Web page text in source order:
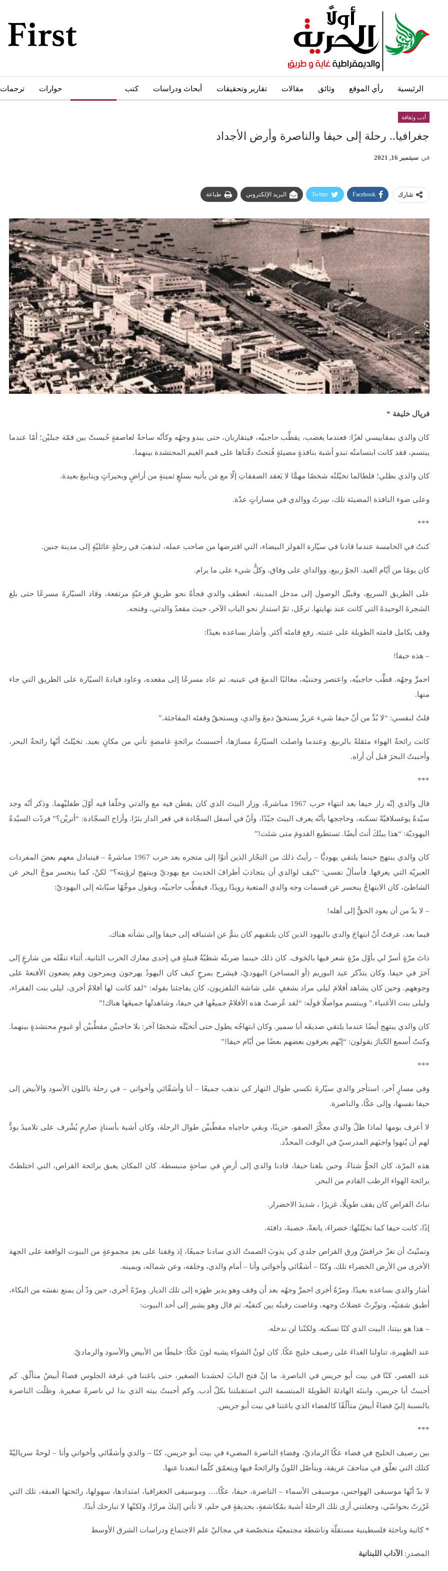
الرئيسية رأي الموقع وثائق مقالات تقارير وتحقيقات أبحاث ودراسات كتب حوارات ترجمات
أدب وثقافة
جغرافيا.. رحلة إلى حيفا والناصرة وأرض الأجداد
في سبتمبر 16, 2021
شارك Facebook
Twitter البريد الإلكتروني طباعة
فريال خليفة *
كان والدي بمقاييسي لغزًا: فعندما يغضب، يقطِّب حاجبيْه، فيتقاربان، حتى يبدو وجهُه وكأنّه ساحةٌ لعاصفةٍ حُبستْ بين قمّة جبليْن؛ أمّا عندما
يبتسم، فقد كانت ابتسامتُه تبدو أشبهَ بنافذةٍ مضيئةٍ فُتحتْ دفّتاها على قمم الغيم المحتشدة بينهما.
كان والدي بطلي؛ فلطالما تخيّلتُه شخصًا مهمًّا لا يَعقد الصفقاتِ إلّا مع مَن يأتيه بسلعٍ ثمينةٍ من أراضٍ وبحيراتٍ وينابيعَ بعيدة.
وعلى ضوء النافذة المضيئة تلك، سِرتُ ووالدي في مساراتٍ عدّة.
***
كنتُ في الخامسة عندما قادنا في سيّارة الفولز البيضاء، التي اقترضها من صاحب عمله، لنذهبَ في رحلةٍ عائليّةٍ إلى مدينة جنين.
كان يومًا من أيّام العيد. الجوّ ربيع، ووالداي على وفاق، وكلُّ شيء على ما يرام.
على الطريق السريع، وقبيْل الوصول إلى مدخل المدينة، انعطف والدي فجأةً نحو طريقٍ فرعيّةٍ مرتفعة، وقاد السيّارةَ مسرعًا حتى بلغ
الشجرةَ الوحيدةَ التي كانت عند نهايتها. ترجّل، ثمّ استدار نحو الباب الآخر، حيث مقعدُ والدتي، وفتحه.
وقف بكامل قامته الطويلة على عتبته. رفع قامتَه أكثر. وأشار بساعده بعيدًا:
– هذه حيفا!
احمرَّ وجهُه. قطَّب حاجبيْه، واعتصر وجنتيْه، مغالبًا الدمعَ في عينيه. ثم عاد مسرعًا إلى مقعده، وعاود قيادةَ السيّارة على الطريق التي جاء
منها.
قلتُ لنفسي: “لا بُدَّ من أنّ حيفا شيء عزيزٌ يستحقّ دمعَ والدي، ويستحقّ وقفتَه المفاجئة.”
كانت رائحةُ الهواء مثقلةً بالربيع. وعندما واصلت السيّارةُ مسارَها، أحسستُ برائحةٍ غامضةٍ تأتي من مكانٍ بعيد. تخيّلتُ أنّها رائحةُ البحر،
وأحببتُ البحرَ قبل أن أراه.
***
قال والدي إنّه زار حيفا بعد انتهاء حرب 1967 مباشرةً، وزار البيتَ الذي كان يقطن فيه مع والدتي وخلّفا فيه أوّلَ طفليْهما. وذكر أنّه وجد
سيّدةً يوغسلافيّةً تسكنه، وحاججها بأنّه يعرف البيتَ جيّدًا، وأنّ في أسفل السجّادة في قعر الدار بئرًا. وأزاح السجّادة: “أتريْن؟” فردّت السيّدةُ
اليهوديّة: “هذا بيتُكَ أنتَ أيضًا. تستطيع القدومَ متى شئت!”
كان والدي يبتهج حينما يلتقي يهوديًّا – رأيتُ ذلك من التجّار الذين أتوْا إلى متجره بعد حرب 1967 مباشرةً – فيتبادل معهم بعضَ المفردات
العبريّة التي يعرفها. فأسألُ نفسي: “كيف لوالدي أن يتجاذبَ أطرافَ الحديث مع يهوديّ ويبتهج لرؤيته؟” لكنْ، كما ينحسر موجُ البحر عن
الشاطئ، كان الابتهاجُ ينحسر عن قسمات وجه والدي المتعبة رويدًا رويدًا، فيقطِّب حاجبيْه، ويقول موجِّهًا سبّابتَه إلى اليهوديّ:
– لا بدّ من أن يعود الحقُّ إلى أهله!
فيما بعد، عرفتُ أنّ ابتهاجَ والدي باليهود الذين كان يلتقيهم كان ينمُّ عن اشتياقه إلى حيفا وإلى نشأته هناك.
ذاتَ مرّةٍ أسرّ لي بأوّل مرّةٍ شعر فيها بالخوف. كان ذلك حينما ضربتْه شظيّةُ قنبلةٍ في إحدى معارك الحرب الثانية، أثناء تنقّله من شارعٍ إلى
آخرَ في حيفا. وكان يتذّكر عيد البوريم (أو المساخر) اليهوديّ، فيشرح بمرحٍ كيف كان اليهودُ يهرجون ويمرحون وهم يضعون الأقنعةَ على
وجوههم. وحين كان يشاهد أفلامَ ليلى مراد بشغفٍ على شاشة التلفزيون، كان يفاجئنا بقوله: “لقد كانت لها أفلامٌ أخرى، ليلى بنت الفقراء،
وليلى بنت الأغنياء.” ويبتسم مواصلًا قولَه: “لقد عُرضتْ هذه الأفلامُ جميعُها في حيفا، وشاهدتُها جميعَها هناك!”
كان والدي يبتهج أيضًا عندما يلتقي صديقَه أبا سمير. وكان ابتهاجُه يطول حتى أتخيّلَه شخصًا آخر: بلا حاجبيْن مقطِّبيْن أو غيومٍ محتشدةٍ بينهما.
وكنتُ أسمع الكبارَ يقولون: “إنّهم يعرفون بعضهم بعضًا من أيّام حيفا!”
***
وفي مسارٍ آخر، استأجر والدي سيّارةَ تكسي طوال النهار كي نذهب جميعًا – أنا وأشقّائي وأخواتي – في رحلة باللون الأسود والأبيض إلى
حيفا نفسها، وإلى عكّا، والناصرة.
لا أعرف يومها لماذا ظلّ والدي معكّرَ الصفو، حزينًا، وبقي حاجباه مقطّبيْن طوال الرحلة، وكان أشبهَ بأستاذٍ صارمٍ يُشْرف على تلاميذَ يودُّ
لهم أن يُنهوا واجبَهم المدرسيّ في الوقت المحدَّد.
هذه المرّة، كان الجوُّ شتاءً. وحين بلغنا حيفا، قادنا والدي إلى أرضٍ في ساحةٍ منبسطة. كان المكان يعبق برائحة القراص، التي اختلطتْ
برائحة الهواء الرطب القادم من البحر.
نباتُ القراص كان يقف طويلًا، غزيرًا ، شديدَ الاخضرار.
إذًا، كانت حيفا كما تخيّلتُها: خضراءَ، يانعةً، خصبةَ، دافئة.
وتمنّيتُ أن تغزّ خرافشُ ورق القراص جلدي كي يذوبَ الصمتُ الذي سادنا جميعًا، إذ وقفنا على بعدِ مجموعةٍ من البيوت الواقعة على الجهة
الأخرى من الأرض الخضراء تلك. وكنّا – أشقّائي وأخواتي وأنا – أمام والدي، وخلفه، وعن شماله، ويمينه.
أشار والدي بساعده بعيدًا. ومرّةً أخرى احمرَّ وجهُه بعد أن وقف وهو يدير ظهرَه إلى تلك الديار. ومرّةً أخرى، حين ودّ أن يمنع نفسَه من البكاء،
أطبق شفتيْه، وتوتّرتْ عضلاتُ وجهه، وغاصت رقبتُه بين كتفيْه. ثم قال وهو يشير إلى أحد البيوت:
– هذا هو بيتنا، البيت الذي كنّا نسكنه. ولكنّنا لن ندخله.
عند الظهيرة، تناولنا الغداءَ على رصيف خليج عكّا. كان لونُ الشواء يشبه لونَ عكّا: خليطًا من الأبيض والأسود والرماديّ.
عند العصر، كنّا في بيت أبو جريس في الناصرة. ما إنْ فتح البابَ لحشدنا الصغير، حتى باغتنا في غرفة الجلوس فضاءٌ أبيضُ متألّق. كم
أحببتُ أبا جريس، وابنتَه الهادئةَ الطويلةَ المبتسمة التي استقبلتنا بكلّ أدب. وكم أحببتُ بيته الذي بدا لي ناصرةً صغيرة. وظلّت الناصرة
بالنسبة إليّ فضاءً أبيضَ متألّقًا كالفضاء الذي باغتنا في بيت أبو جريس.
***
بين رصيف الخليج في فضاء عكّا الرماديّ، وفضاءِ الناصرة المضيء في بيت أبو جريس، كنّا – والدي وأشقّائي وأخواتي وأنا – لوحةً سرياليّةً
كتلك التي تعلّق في متاحفَ عريقة، ويتأصّل اللونُ والرائحةُ فيها ويتعمّق كلّما ابتعدنا عنها.
لا بدّ أنّها موسيقى الهواجس، موسيقى الأسماء – الناصرة، حيفا، عكّا،… وموسيقى الجغرافيا، امتدادها، سهولها، رائحتها العبقة، تلك التي
غَرّرتْ بحواسّي، وجعلتني أرى تلك الرحلةَ أشبهَ بمُكاشفةٍ، بحديقةٍ في حلم، لا تأتي إليكَ مرارًا، ولكنّها لا تبارحك أبدًا.
* كاتبة وباحثة فلسطينية مستقلّة وناشطة مجتمعيّة متخصّصة في مجاليْ علم الاجتماع ودراسات الشرق الأوسط
المصدر: الآداب اللبنانية
نحو استراتيجيّة للمعارضة السوريّة بشأن التحديات الصّهيونيّة
نوفمبر 27, 2024
قمة الرياض: أقوال تنتظر أفعالاً
نوفمبر 27, 2024
تعيينات ترامب: أنت لا تجني من الشوك العنب!
نوفمبر 27, 2024
انجازات نتنياهو !
نوفمبر 27, 2024